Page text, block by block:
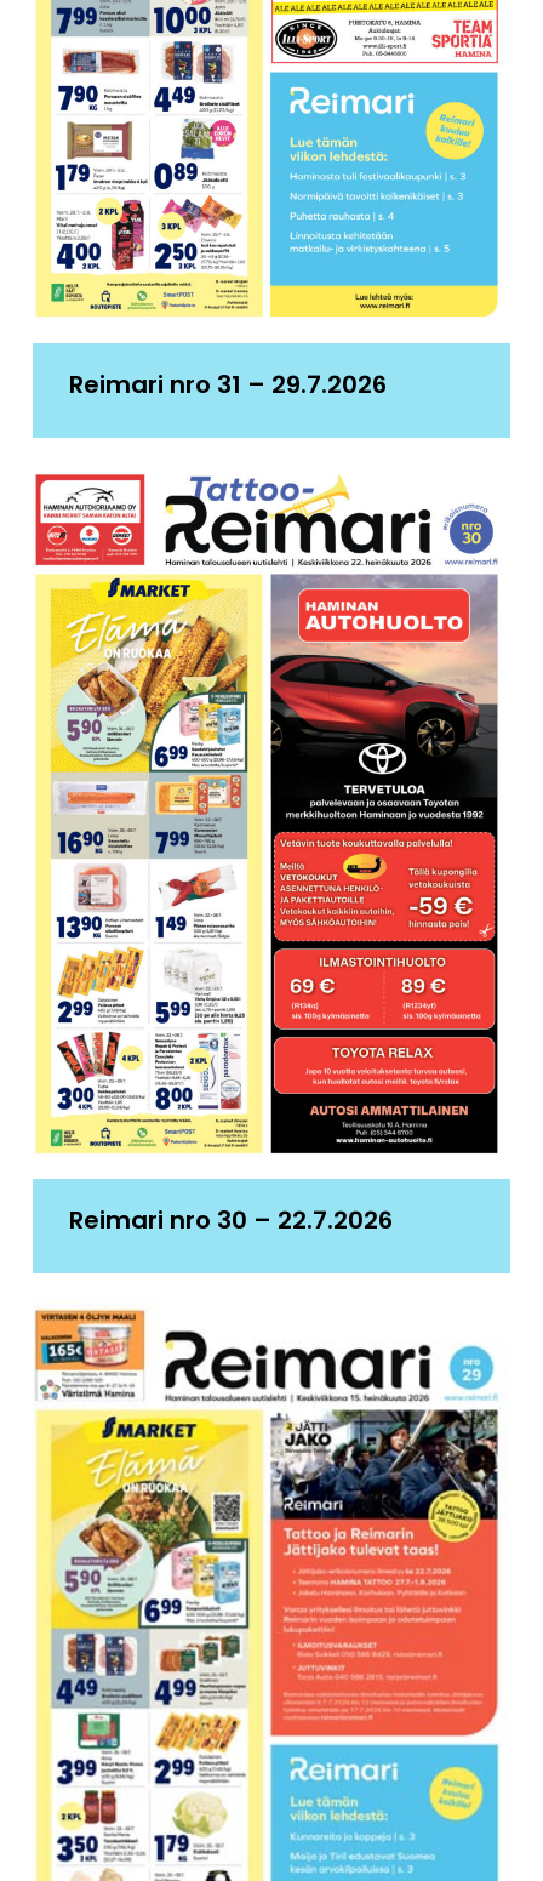
Reimari nro 31 – 29.7.2026
Reimari nro 30 – 22.7.2026